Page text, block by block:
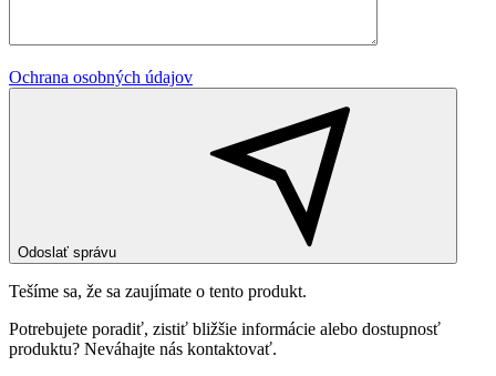
Ochrana osobných údajov
Odoslať správu
Tešíme sa, že sa zaujímate o tento produkt.
Potrebujete poradiť, zistiť bližšie informácie alebo dostupnosť
produktu? Neváhajte nás kontaktovať.